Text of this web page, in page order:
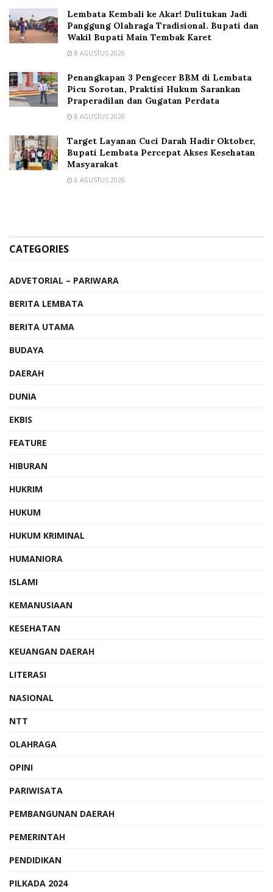
Lembata Kembali ke Akar! Dulitukan Jadi
Panggung Olahraga Tradisional. Bupati dan
Wakil Bupati Main Tembak Karet
8 AGUSTUS 2026
Penangkapan 3 Pengecer BBM di Lembata
Picu Sorotan, Praktisi Hukum Sarankan
Praperadilan dan Gugatan Perdata
8 AGUSTUS 2026
Target Layanan Cuci Darah Hadir Oktober,
Bupati Lembata Percepat Akses Kesehatan
Masyarakat
6 AGUSTUS 2026
CATEGORIES
ADVETORIAL – PARIWARA
BERITA LEMBATA
BERITA UTAMA
BUDAYA
DAERAH
DUNIA
EKBIS
FEATURE
HIBURAN
HUKRIM
HUKUM
HUKUM KRIMINAL
HUMANIORA
ISLAMI
KEMANUSIAAN
KESEHATAN
KEUANGAN DAERAH
LITERASI
NASIONAL
NTT
OLAHRAGA
OPINI
PARIWISATA
PEMBANGUNAN DAERAH
PEMERINTAH
PENDIDIKAN
PILKADA 2024